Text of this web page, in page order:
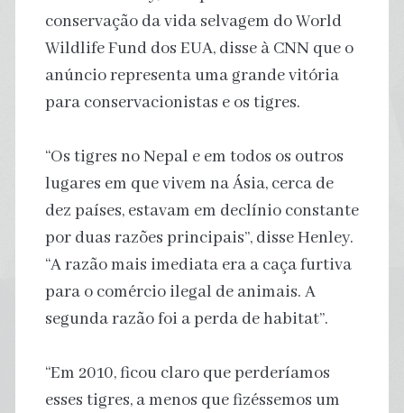
conservação da vida selvagem do World
Wildlife Fund dos EUA, disse à CNN que o
anúncio representa uma grande vitória
para conservacionistas e os tigres.
“Os tigres no Nepal e em todos os outros
lugares em que vivem na Ásia, cerca de
dez países, estavam em declínio constante
por duas razões principais”, disse Henley.
“A razão mais imediata era a caça furtiva
para o comércio ilegal de animais. A
segunda razão foi a perda de habitat”.
“Em 2010, ficou claro que perderíamos
esses tigres, a menos que fizéssemos um